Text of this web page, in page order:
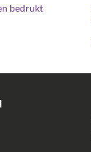
bedrukt